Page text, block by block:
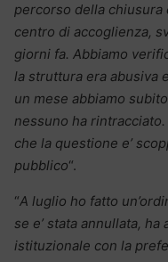
percorso della chiusura
centro di accoglienza,
giorni fa. Abbiamo
la struttura era abusiva
un mese abbiamo
nessuno ha rintracciato.
che la questione e’
pubblico“.
“A luglio ho fatto
se e’ stata annullata,
istituzionale con la